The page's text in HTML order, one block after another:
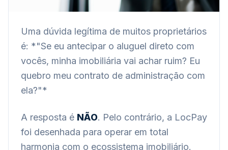
Uma dúvida legítima de muitos proprietários
é: *"Se eu antecipar o aluguel direto com
vocês, minha imobiliária vai achar ruim? Eu
quebro meu contrato de administração com
ela?"*
A resposta é NÃO. Pelo contrário, a LocPay
foi desenhada para operar em total
harmonia com o ecossistema imobiliário.